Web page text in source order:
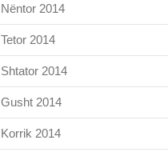
Nëntor 2014
Tetor 2014
Shtator 2014
Gusht 2014
Korrik 2014